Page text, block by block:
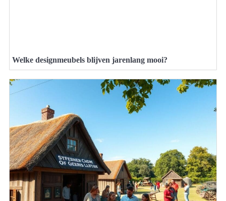
Welke designmeubels blijven jarenlang mooi?